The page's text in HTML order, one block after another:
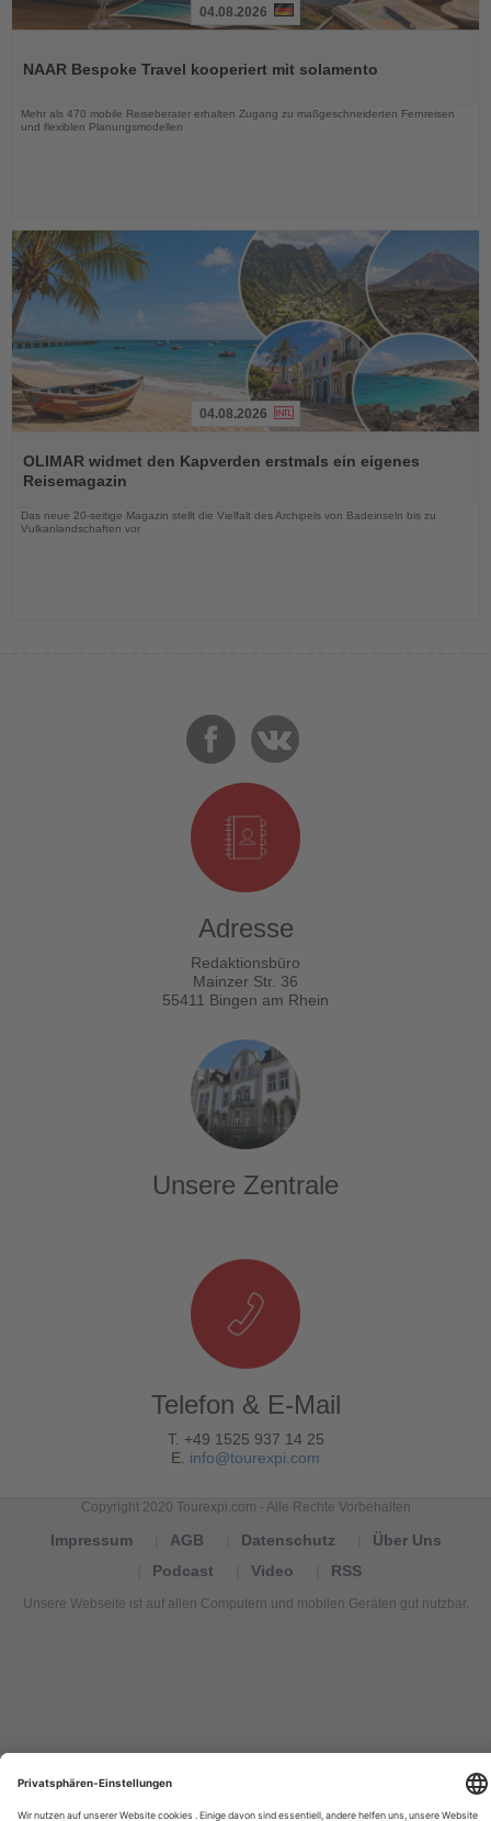
die
04.08.2026
NAAR Bespoke Travel kooperiert mit solamento
Mehr als 470 mobile Reiseberater erhalten Zugang zu maßgeschneiderten Fernreisen
und flexiblen Planungsmodellen
Sie
die
Nachrichten
04.08.2026
OLIMAR widmet den Kapverden erstmals ein eigenes
Reisemagazin
Das neue 20-seitige Magazin stellt die Vielfalt des Archipels von Badeinseln bis zu
Vulkanlandschaften vor
Adresse
Redaktionsbüro
Mainzer Str. 36
55411 Bingen am Rhein
Unsere Zentrale
Telefon & E-Mail
T. +49 1525 937 14 25
E. info@tourexpi.com
Copyright 2020 Tourexpi.com - Alle Rechte Vorbehalten
Impressum AGB Datenschutz
Über Uns
Podcast
Video RSS
Unsere Webseite ist auf allen Computern und mobilen Geräten gut nutzbar.
noticias
de